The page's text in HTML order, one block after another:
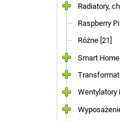
Radiatory,
Raspberry Pi
Różne [21]
Smart Home
Wentylatory